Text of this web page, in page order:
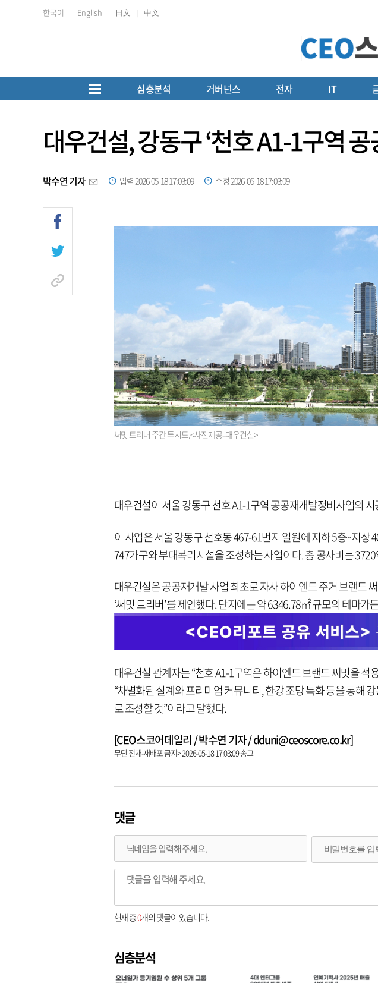
한국어 English 日文 中文
심층분석 거버넌스 전자 IT
대우건설, 강동구 ‘천호 A1-1구역 공
박수연 기자 입력 2026-05-18 17:03:09 수정 2026-05-18 17:03:09
써밋 트리버 주간 투시도.<사진제공=대우건설>
대우건설이 서울 강동구 천호 A1-1구역 공공재개발정비사업의
이 사업은 서울 강동구 천호동 467-61번지 일원에 지하 5층~지상
747가구와 부대복리시설을 조성하는 사업이다. 총 공사비는
대우건설은 공공재개발 사업 최초로 자사 하이엔드 주거 브랜드
‘써밋 트리버’를 제안했다. 단지에는 약 6346.78㎡ 규모의 테마
대우건설 관계자는 “천호 A1-1구역은 하이엔드 브랜드 써밋을 적
“차별화된 설계와 프리미엄 커뮤니티, 한강 조망 특화 등을 통해
로 조성할 것”이라고 말했다.
[CEO스코어데일리 / 박수연 기자 / dduni@ceoscore.co.kr]
무단 전재-재배포 금지> 2026-05-18 17:03:09 송고
댓글
현재 총0개의 댓글이 있습니다.
심층분석